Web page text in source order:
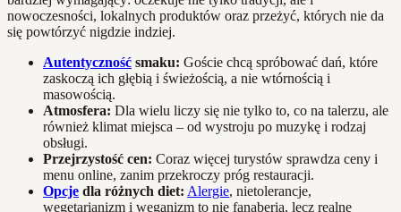
nowoczesności, lokalnych produktów oraz przeżyć, których nie da
się powtórzyć nigdzie indziej.
Autentyczność smaku: Goście chcą spróbować dań, które
zaskoczą ich głębią i świeżością, a nie wtórnością i
masowością.
Atmosfera: Dla wielu liczy się nie tylko to, co na talerzu, ale
również klimat miejsca – od wystroju po muzykę i rodzaj
obsługi.
Przejrzystość cen: Coraz więcej turystów sprawdza ceny i
menu online, zanim przekroczy próg restauracji.
Opcje dla różnych diet: Alergie, nietolerancje,
wegetarianizm i weganizm to nie fanaberia, lecz realne